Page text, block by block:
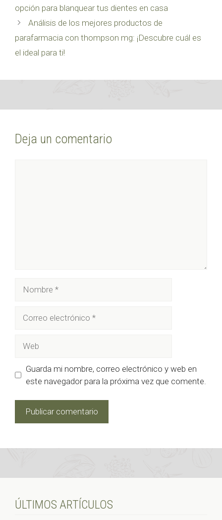
opción para blanquear tus dientes en casa
Análisis de los mejores productos de
parafarmacia con thompson mg: ¡Descubre cuál es
el ideal para ti!
Deja un comentario
electrónico
Guarda mi nombre, correo electrónico y web en
este navegador para la próxima vez que comente.
ÚLTIMOS ARTÍCULOS